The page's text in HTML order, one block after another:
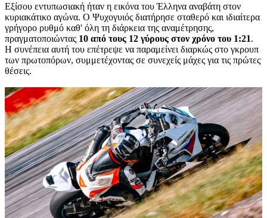
Εξίσου εντυπωσιακή ήταν η εικόνα του Έλληνα αναβάτη στον
κυριακάτικο αγώνα. Ο Ψυχογυιός διατήρησε σταθερό και ιδιαίτερα
γρήγορο ρυθμό καθ' όλη τη διάρκεια της αναμέτρησης,
πραγματοποιώντας 10 από τους 12 γύρους στον χρόνο του 1:21.
Η συνέπεια αυτή του επέτρεψε να παραμείνει διαρκώς στο γκρουπ
των πρωτοπόρων, συμμετέχοντας σε συνεχείς μάχες για τις πρώτες
θέσεις.